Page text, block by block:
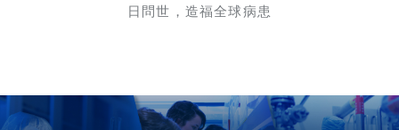
日問世，造福全球病患